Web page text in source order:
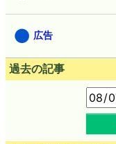
広告
過去の記事